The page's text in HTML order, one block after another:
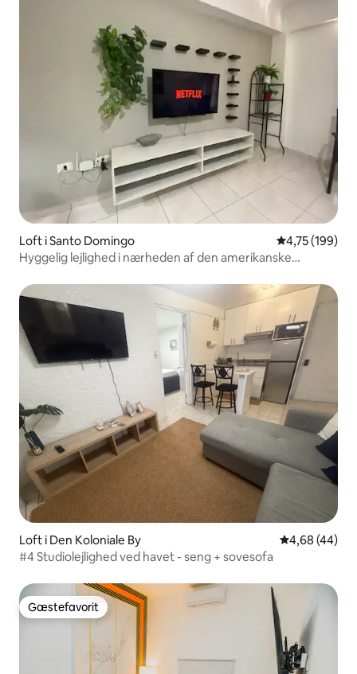
Loft i Santo Domingo 4,75 ud af 5 i
4,75 (199)
Hyggelig lejlighed i nærheden af den amerikanske
Loft i Den Koloniale By 4,68 ud af 5 i
4,68 (44)
#4 Studiolejlighed ved havet - seng + sovesofa
Gæstefavorit
Gæstefavorit